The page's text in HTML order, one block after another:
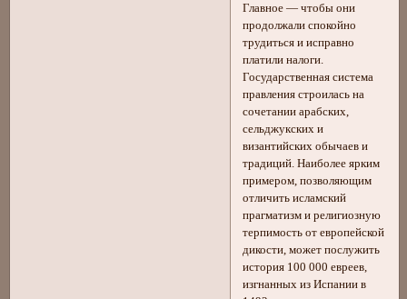
Главное — чтобы они
продолжали спокойно
трудиться и исправно
платили налоги.
Государственная система
правления строилась на
сочетании арабских,
сельджукских и
византийских обычаев и
традиций. Наиболее ярким
примером, позволяющим
отличить исламский
прагматизм и религиозную
терпимость от европейской
дикости, может послужить
история 100 000 евреев,
изгнанных из Испании в